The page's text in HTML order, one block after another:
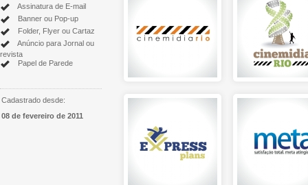
Assinatura de E-mail
Banner ou Pop-up
Folder, Flyer ou Cartaz
Anúncio para Jornal ou
revista
Papel de Parede
Cadastrado desde:
08 de fevereiro de 2011